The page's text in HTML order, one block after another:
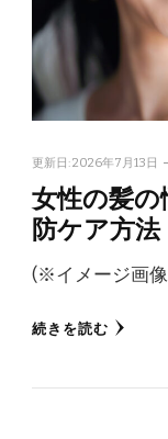
更新日:2026年7月13日
女性の髪
防ケア方法
(※イメージ画
続きを読む